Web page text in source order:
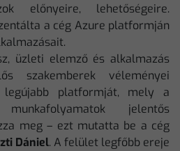
előnyeire, lehetőségeire.
a cég Azure platformján
üzleti elemző és alkalmazás
szakemberek véleményei
legújabb platformját, mely a
jelentős
meg – ezt mutatta be a cég
Dániel. A felület legfőbb ereje